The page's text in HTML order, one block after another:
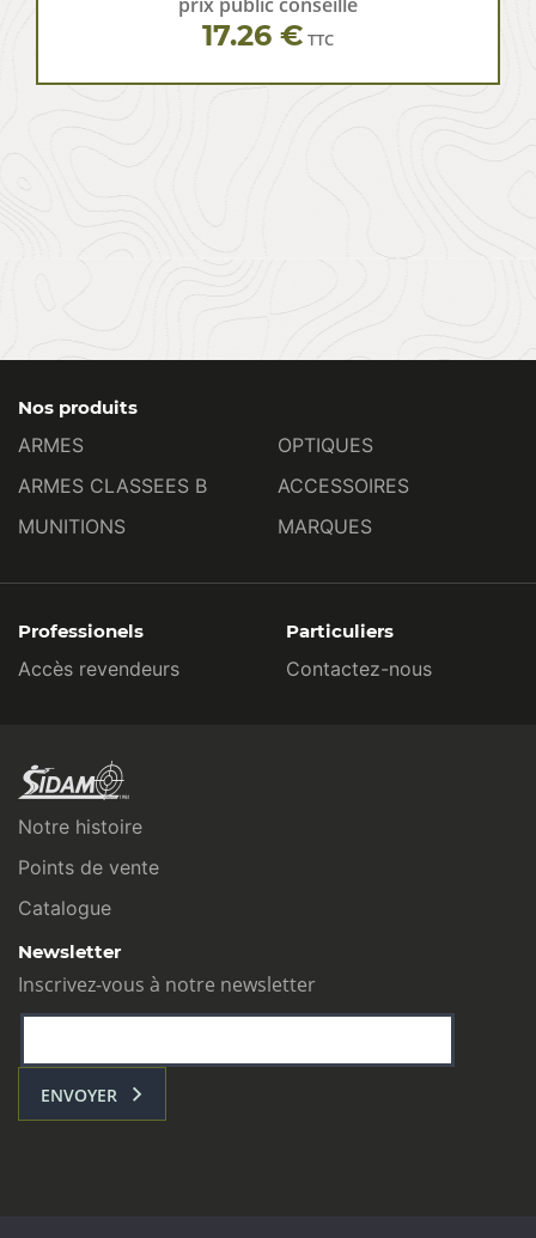
17.26 € TTC
Nos produits
ARMES
ARMES CLASSEES B
MUNITIONS
OPTIQUES
ACCESSOIRES
MARQUES
Professionels
Accès revendeurs
Particuliers
Contactez-nous
Notre histoire
Points de vente
Catalogue
Newsletter
Inscrivez-vous à notre newsletter
ENVOYER